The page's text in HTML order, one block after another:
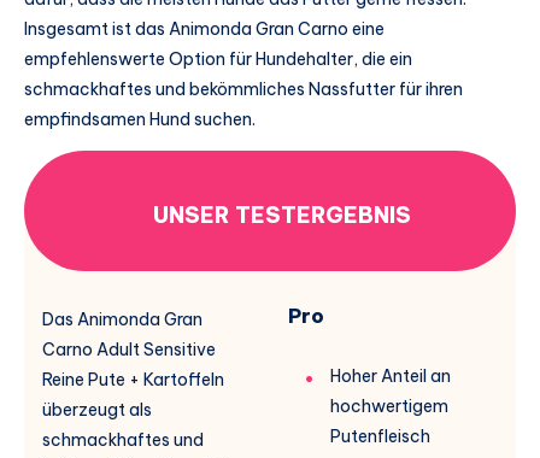
Insgesamt ist das Animonda Gran Carno eine
empfehlenswerte Option für Hundehalter, die ein
schmackhaftes und bekömmliches Nassfutter für ihren
empfindsamen Hund suchen.
UNSER TESTERGEBNIS
Das Animonda Gran
Carno Adult Sensitive
Reine Pute + Kartoffeln
überzeugt als
schmackhaftes und
Pro
Hoher Anteil an
hochwertigem
Putenfleisch